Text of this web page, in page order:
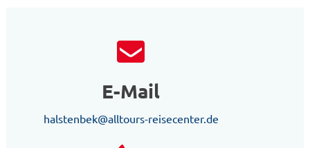
E-Mail
halstenbek@alltours-reisecenter.de